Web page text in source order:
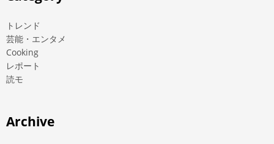
トレンド
芸能・エンタメ
Cooking
レポート
読モ
Archive